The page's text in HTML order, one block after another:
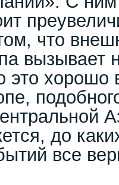
что
вызывает
это хорошо
до
все